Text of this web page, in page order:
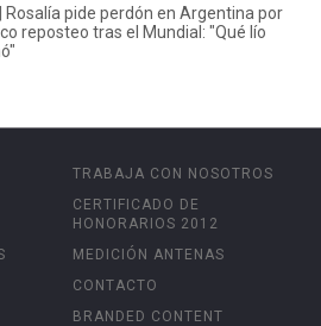
| Rosalía pide perdón en Argentina por
reposteo tras el Mundial: "Qué lío
TRABAJA CON NOSOTROS
CERTIFICADO DE
HONORARIOS 2012
MEDICIÓN ANTENAS
CONTACTO
BRANDED CONTENT